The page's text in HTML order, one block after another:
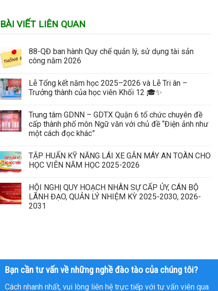
BÀI VIẾT LIÊN QUAN
88-QĐ ban hành Quy chế quản lý, sử dụng tài sản
công năm 2026
Lễ Tổng kết năm học 2025–2026 và Lễ Tri ân –
Trưởng thành của học viên Khối 12 🎓✨
Trung tâm GDNN – GDTX Quận 6 tổ chức chuyên đề
cấp thành phố môn Ngữ văn với chủ đề “Điện ảnh như
một cách đọc khác”
TẬP HUẤN KỸ NĂNG LÁI XE GẮN MÁY AN TOÀN CHO
HỌC VIÊN NĂM HỌC 2025-2026
HỘI NGHỊ QUY HOẠCH NHÂN SỰ CẤP ỦY, CÁN BỘ
LÃNH ĐẠO, QUẢN LÝ NHIỆM KỲ 2025-2030, 2026-
2031
Bạn cần tư vấn về những nghề đào tào của chúng tôi?
Cách nhanh nhất, vui lòng liên hệ trực tiếp với tư vấn viên qua